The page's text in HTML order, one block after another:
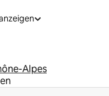
Alpes